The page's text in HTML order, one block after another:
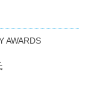
AWARDS